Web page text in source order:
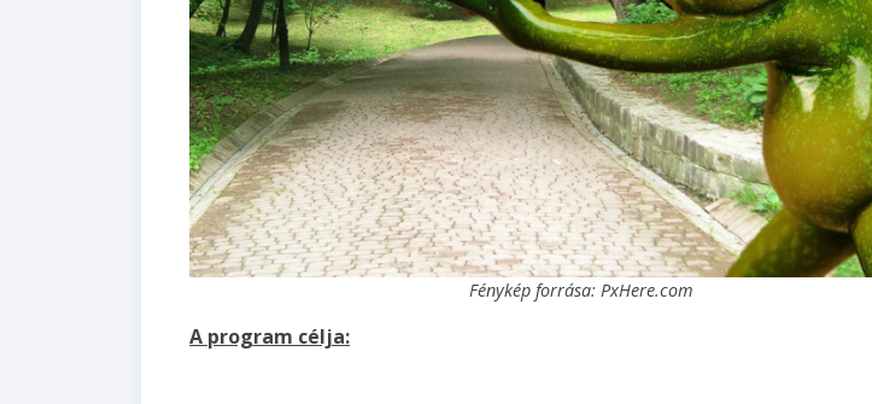
Fénykép forrása: PxHere.com
A program célja: